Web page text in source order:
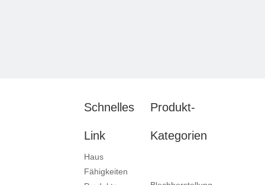
Schnelles
Link
Haus
Fähigkeiten
Produkt-
Kategorien